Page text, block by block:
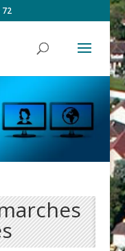
72